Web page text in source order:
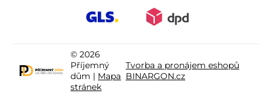
© 2026
Příjemný
dům | Mapa
stránek
Tvorba a pronájem eshopů
BINARGON.cz